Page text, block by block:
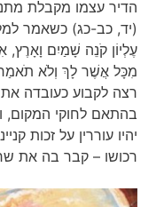
הדיר עצמו מקבלת
(יד, כב-כג) כשאמר
עֶלְיוֹן קֹנֵה שָׁמַיִם
מִכָּל אֲשֶׁר לָךְ וְלֹא
רצה לקבוע כעובדה
בהתאם לחוקי המקום,
יהיו עוררין על זכות
רכושו – קבר בה את